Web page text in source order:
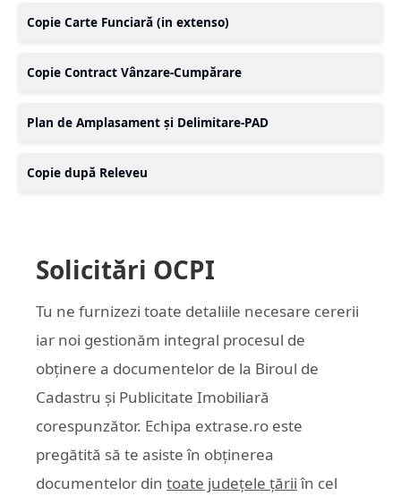
Copie Carte Funciară (in extenso)
Copie Contract Vânzare-Cumpărare
Plan de Amplasament și Delimitare-PAD
Copie după Releveu
Solicitări OCPI
Tu ne furnizezi toate detaliile necesare cererii
iar noi gestionăm integral procesul de
obținere a documentelor de la Biroul de
Cadastru și Publicitate Imobiliară
corespunzător. Echipa extrase.ro este
pregătită să te asiste în obținerea
documentelor din toate județele țării în cel